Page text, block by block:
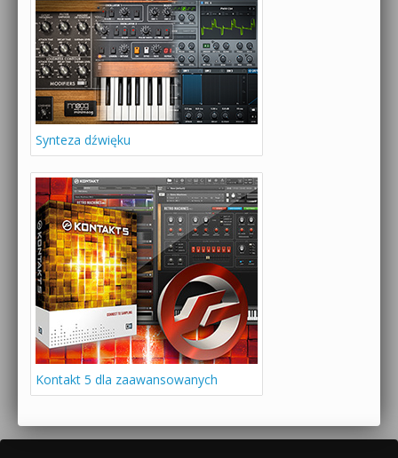
Synteza dźwięku
Kontakt 5 dla zaawansowanych